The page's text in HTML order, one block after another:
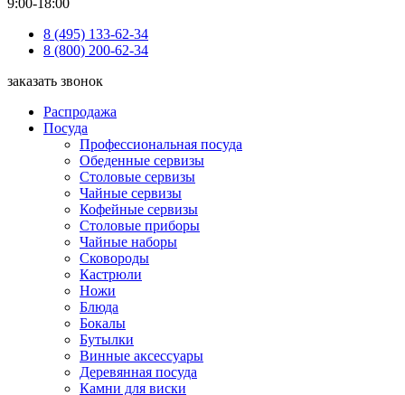
9:00-18:00
8 (495) 133-62-34
8 (800) 200-62-34
заказать звонок
Распродажа
Посуда
Профессиональная посуда
Обеденные сервизы
Столовые сервизы
Чайные сервизы
Кофейные сервизы
Столовые приборы
Чайные наборы
Сковороды
Кастрюли
Ножи
Блюда
Бокалы
Бутылки
Винные аксессуары
Деревянная посуда
Камни для виски